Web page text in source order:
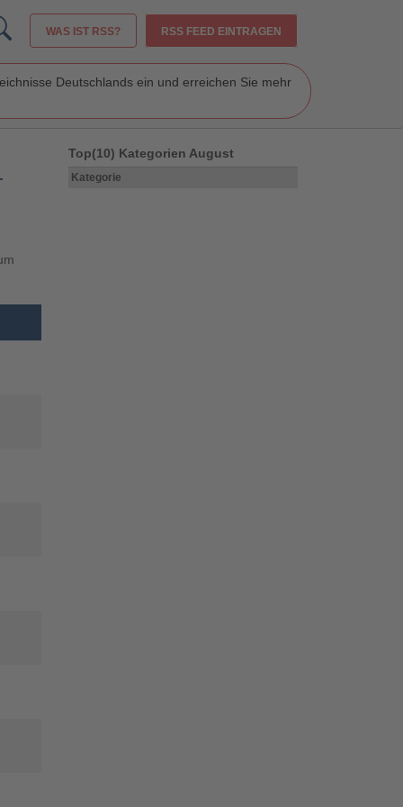
WAS IST RSS? RSS FEED EINTRAGEN
Deutschlands ein und erreichen Sie mehr
Top(10) Kategorien August
Kategorie